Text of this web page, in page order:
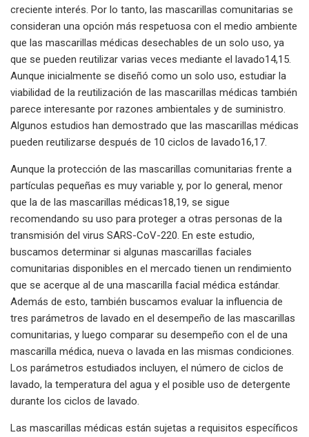
creciente interés. Por lo tanto, las mascarillas comunitarias se
consideran una opción más respetuosa con el medio ambiente
que las mascarillas médicas desechables de un solo uso, ya
que se pueden reutilizar varias veces mediante el lavado14,15.
Aunque inicialmente se diseñó como un solo uso, estudiar la
viabilidad de la reutilización de las mascarillas médicas también
parece interesante por razones ambientales y de suministro.
Algunos estudios han demostrado que las mascarillas médicas
pueden reutilizarse después de 10 ciclos de lavado16,17.
Aunque la protección de las mascarillas comunitarias frente a
partículas pequeñas es muy variable y, por lo general, menor
que la de las mascarillas médicas18,19, se sigue
recomendando su uso para proteger a otras personas de la
transmisión del virus SARS-CoV-220. En este estudio,
buscamos determinar si algunas mascarillas faciales
comunitarias disponibles en el mercado tienen un rendimiento
que se acerque al de una mascarilla facial médica estándar.
Además de esto, también buscamos evaluar la influencia de
tres parámetros de lavado en el desempeño de las mascarillas
comunitarias, y luego comparar su desempeño con el de una
mascarilla médica, nueva o lavada en las mismas condiciones.
Los parámetros estudiados incluyen, el número de ciclos de
lavado, la temperatura del agua y el posible uso de detergente
durante los ciclos de lavado.
Las mascarillas médicas están sujetas a requisitos específicos